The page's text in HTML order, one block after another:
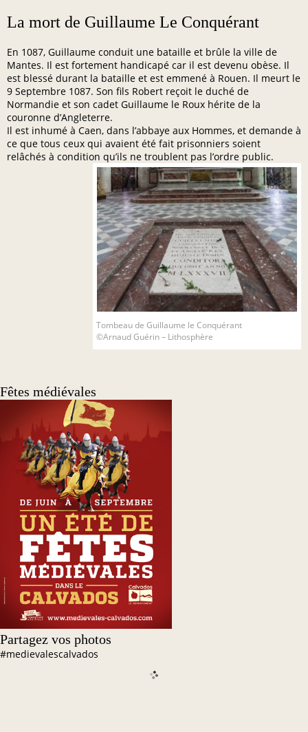
La mort de Guillaume Le Conquérant
En 1087, Guillaume conduit une bataille et brûle la ville de
Mantes. Il est fortement handicapé car il est devenu obèse. Il
est blessé durant la bataille et est emmené à Rouen. Il meurt le
9 Septembre 1087. Son fils Robert reçoit le duché de
Normandie et son cadet Guillaume le Roux hérite de la
couronne d’Angleterre.
Il est inhumé à Caen, dans l’abbaye aux Hommes, et demande à
ce que tous ceux qui avaient été fait prisonniers soient
relâchés à condition qu’ils ne troublent pas l’ordre public.
Tombeau de Guillaume le Conquérant
©Arnaud Guérin – Lithosphère
Fêtes médiévales
Partagez vos photos
#medievalescalvados